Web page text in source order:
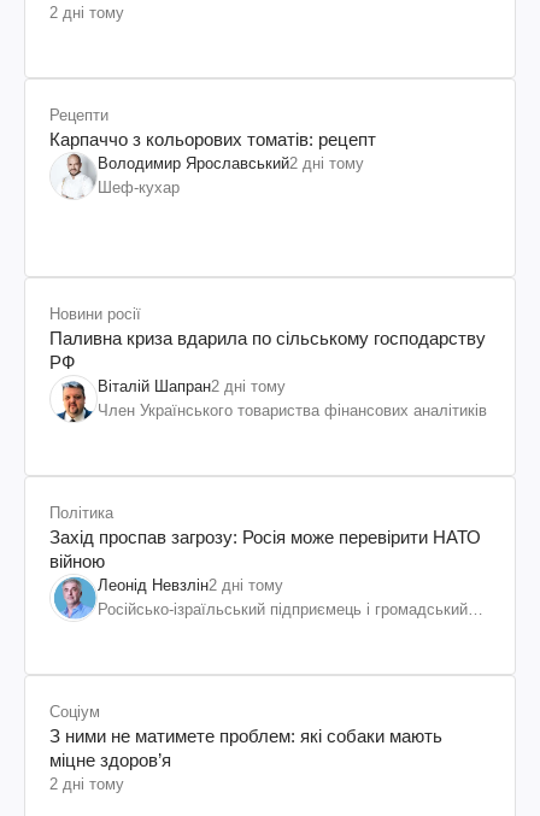
2 дні тому
Рецепти
Карпаччо з кольорових томатів: рецепт
Володимир Ярославський2 дні тому
Шеф-кухар
Новини росії
Паливна криза вдарила по сільському господарству
РФ
Віталій Шапран2 дні тому
Член Українського товариства фінансових аналітиків
Політика
Захід проспав загрозу: Росія може перевірити НАТО
війною
Леонід Невзлін2 дні тому
Російсько-ізраїльський підприємець і громадський
Соціум
З ними не матимете проблем: які собаки мають
міцне здоров’я
2 дні тому